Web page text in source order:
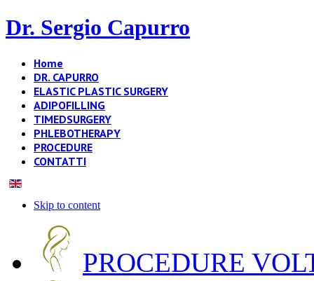
Dr. Sergio Capurro
Home
DR. CAPURRO
ELASTIC PLASTIC SURGERY
ADIPOFILLING
TIMEDSURGERY
PHLEBOTHERAPY
PROCEDURE
CONTATTI
Skip to content
PROCEDURE